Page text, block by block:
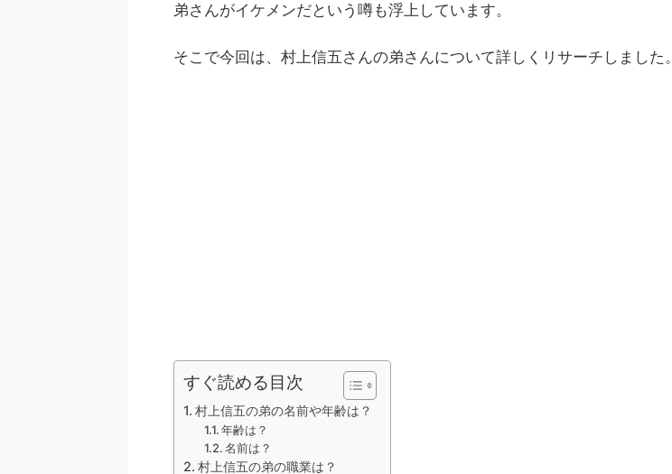
弟さんがイケメンだという噂も浮上しています。
そこで今回は、村上信五さんの弟さんについて詳しくリサーチしました。
すぐ読める目次
村上信五の弟の名前や年齢は？
年齢は？
名前は？
村上信五の弟の職業は？